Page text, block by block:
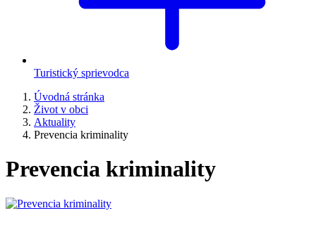
Turistický sprievodca
Úvodná stránka
Život v obci
Aktuality
Prevencia kriminality
Prevencia kriminality